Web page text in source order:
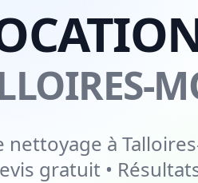
nettoyage à
gratuit •